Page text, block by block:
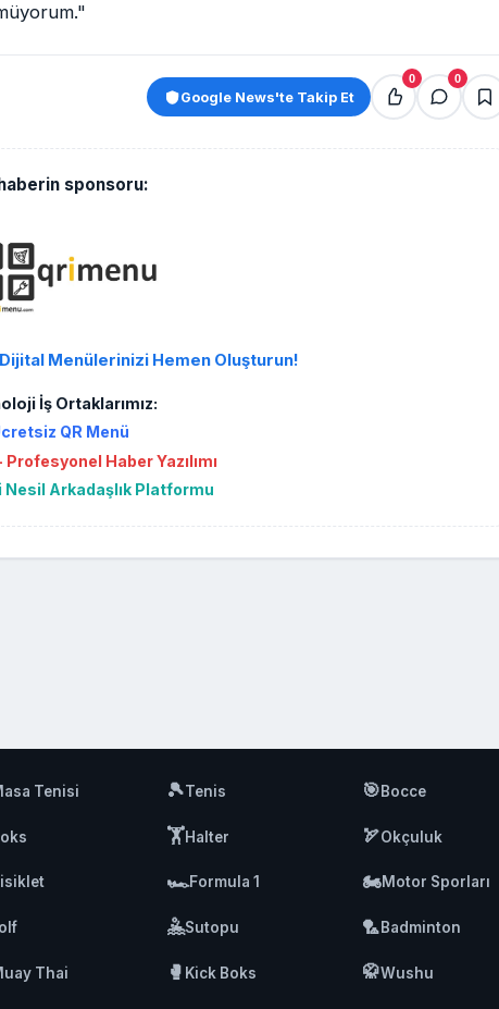
Google News'te Takip Et
0 0
sponsoru:
Menülerinizi Hemen Oluşturun!
İş Ortaklarımız:
QR Menü
Haber Yazılımı
Nesil Arkadaşlık Platformu
Tenisi 🎾Tenis 🎯Bocce
🏋️Halter 🏹Okçuluk
🏎️Formula 1 🏍️Motor Sporları
🤽Sutopu 🏸Badminton
Thai 🥊 Kick Boks 🥋Wushu